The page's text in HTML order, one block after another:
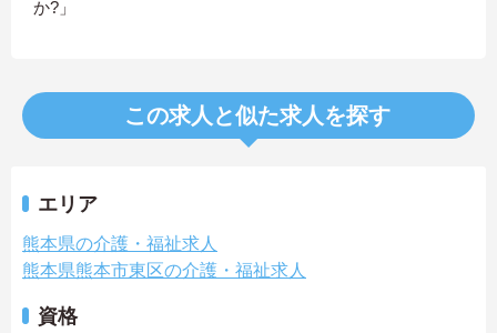
か?」
この求人と似た求人を探す
エリア
熊本県の介護・福祉求人
熊本県熊本市東区の介護・福祉求人
資格